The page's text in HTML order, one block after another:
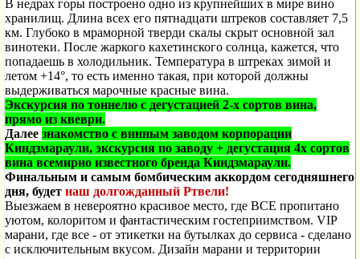
В недрах горы построено одно из крупнейших в мире вино
хранилищ. Длина всех его пятнадцати штреков составляет 7,5
км. Глубоко в мраморной тверди скалы скрыт основной зал
винотеки. После жаркого кахетинского солнца, кажется, что
попадаешь в холодильник. Температура в штреках зимой и
летом +14°, то есть именно такая, при которой должны
выдерживаться марочные красные вина.
Экскурсия по тоннелю с дегустацией 2-х сортов вина,
прямо из квеври.
Далее знакомство с винным заводом корпорации
Киндзмараули, экскурсия по заводу + дегустация 4х сортов
вина всемирно известного бренда Киндзмараули.
Финальным и самым бомбическим аккордом сегодняшнего
дня, будет наш долгожданный Ртвели!
Выезжаем в невероятно красивое место, где ВСЕ пропитано
уютом, колоритом и фантастическим гостеприимством. VIP
марани, где все - от этикетки на бутылках до сервиса - сделано
с исключительным вкусом. Дизайн марани и территории